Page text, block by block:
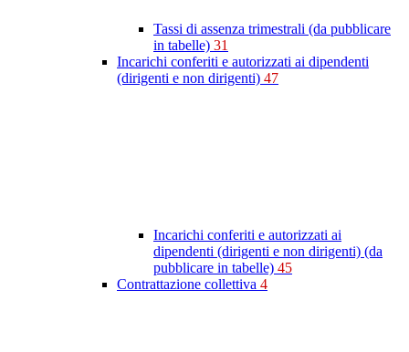
Tassi di assenza trimestrali (da pubblicare
in tabelle) 31
Incarichi conferiti e autorizzati ai dipendenti
(dirigenti e non dirigenti) 47
Incarichi conferiti e autorizzati ai
dipendenti (dirigenti e non dirigenti) (da
pubblicare in tabelle) 45
Contrattazione collettiva 4